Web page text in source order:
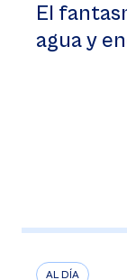
El
agua y
AL DÍA